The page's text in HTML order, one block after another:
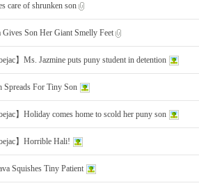
care of shrunken son
Gives Son Her Giant Smelly Feet
】Ms. Jazmine puts puny student in detention
Spreads For Tiny Son
】Holiday comes home to scold her puny son
】Horrible Hali!
Squishes Tiny Patient